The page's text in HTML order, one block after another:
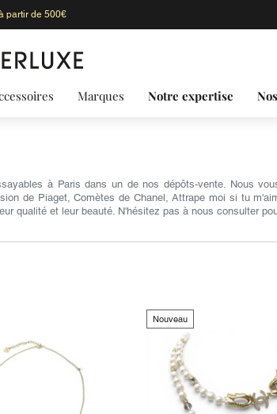
partir de 500€
Marques Notre expertise
à Paris dans un de nos dépôts-vente. Nous
de Piaget, Comètes de Chanel, Attrape moi si tu
qualité et leur beauté. N'hésitez pas à nous consulter
Nouveau